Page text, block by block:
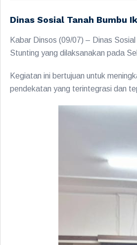
Dinas Sosial Tanah Bumbu
Kabar Dinsos (09/07) – Dinas
Stunting yang dilaksanakan pada
Kegiatan ini bertujuan untuk
pendekatan yang terintegrasi dan